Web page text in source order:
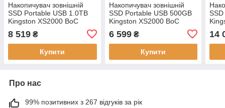
Накопичувач зовнішній
SSD Portable USB 1.0ТB
Kingston XS2000 BoC
Silver (SXS2000/1000GA)
8 519 ₴
Купити
Накопичувач зовнішній
SSD Portable USB 500GB
Kingston XS2000 BoC
6 599₴
Купити
14
Про нас
99% позитивних з 267 відгуків за рік